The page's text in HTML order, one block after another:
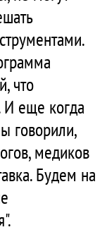
что
И еще когда
говорили,
медиков
Будем на